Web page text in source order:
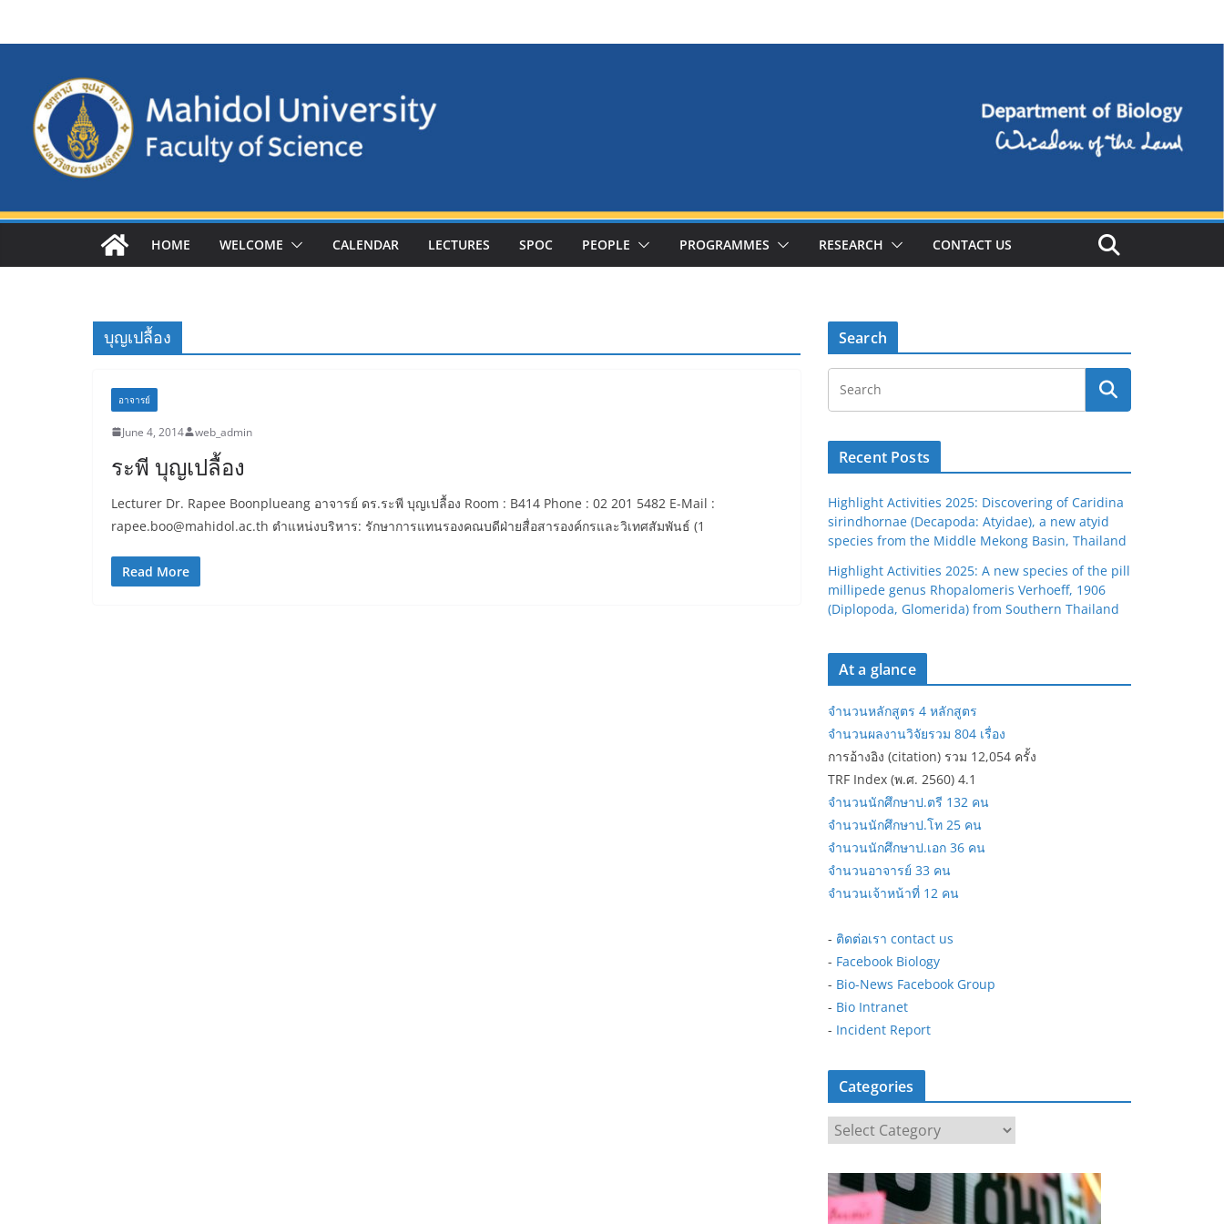
HOME WELCOME CALENDAR LECTURES SPOC PEOPLE PROGRAMMES RESEARCH CONTACT US
บุญเปลื้อง
อาจารย์
June 4, 2014 web_admin
ระพี บุญเปลื้อง
Lecturer Dr. Rapee Boonplueang อาจารย์ ดร.ระพี บุญเปลื้อง Room : B414 Phone : 02 201 5482 E-Mail :
rapee.boo@mahidol.ac.th ตำแหน่งบริหาร: รักษาการแทนรองคณบดีฝ่ายสื่อสารองค์กรและวิเทศสัมพันธ์ (1
Read More
Search
Recent Posts
Highlight Activities 2025: Discovering of Caridina
sirindhornae (Decapoda: Atyidae), a new atyid
species from the Middle Mekong Basin, Thailand
Highlight Activities 2025: A new species of the pill
millipede genus Rhopalomeris Verhoeff, 1906
(Diplopoda, Glomerida) from Southern Thailand
At a glance
จำนวนหลักสูตร 4 หลักสูตร
จำนวนผลงานวิจัยรวม 804 เรื่อง
การอ้างอิง (citation) รวม 12,054 ครั้ง
TRF Index (พ.ศ. 2560) 4.1
จำนวนนักศึกษาป.ตรี 132 คน
จำนวนนักศึกษาป.โท 25 คน
จำนวนนักศึกษาป.เอก 36 คน
จำนวนอาจารย์ 33 คน
จำนวนเจ้าหน้าที่ 12 คน
- ติดต่อเรา contact us
- Facebook Biology
- Bio-News Facebook Group
- Bio Intranet
- Incident Report
Categories
a
t
e
g